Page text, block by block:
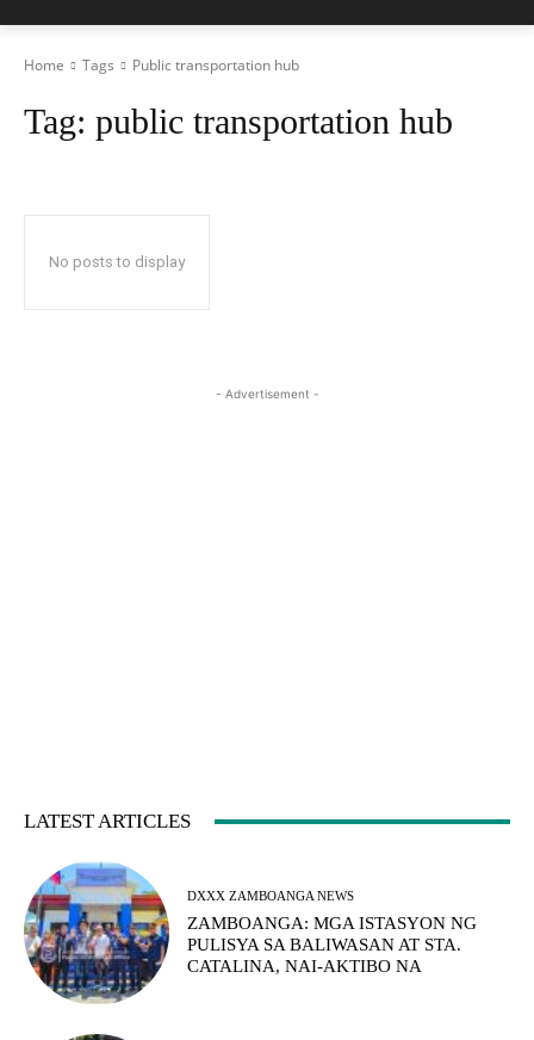
Home Tags Public transportation hub
Tag: public transportation hub
No posts to display
- Advertisement -
LATEST ARTICLES
DXXX ZAMBOANGA NEWS
ZAMBOANGA: MGA ISTASYON NG
PULISYA SA BALIWASAN AT STA.
CATALINA, NAI-AKTIBO NA